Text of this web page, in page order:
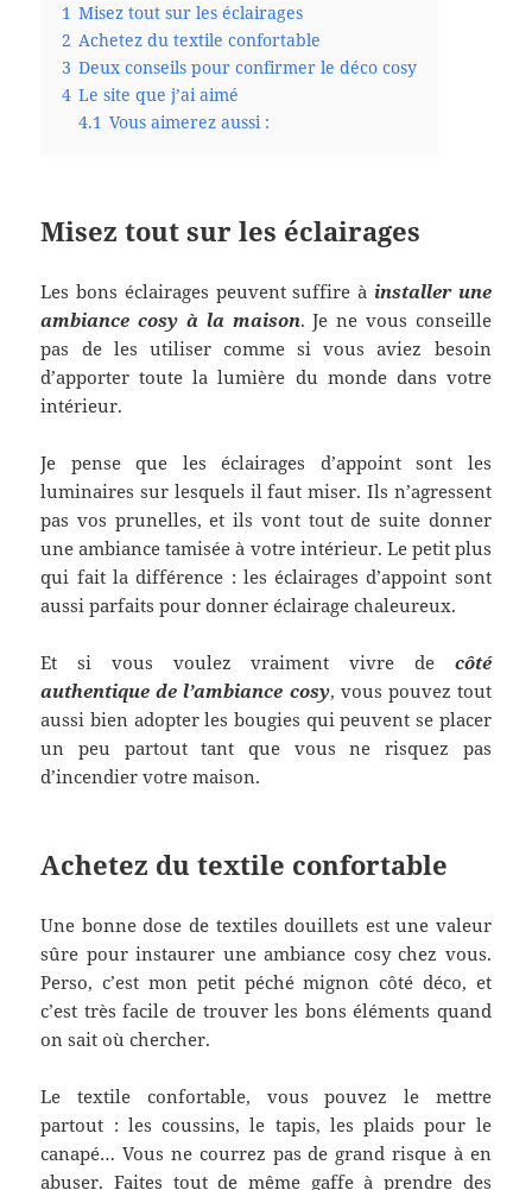
1 Misez tout sur les éclairages
2 Achetez du textile confortable
3 Deux conseils pour confirmer le déco cosy
4 Le site que j’ai aimé
4.1 Vous aimerez aussi :
Misez tout sur les éclairages
Les bons éclairages peuvent suffire à installer une
ambiance cosy à la maison. Je ne vous conseille
pas de les utiliser comme si vous aviez besoin
d’apporter toute la lumière du monde dans votre
intérieur.
Je pense que les éclairages d’appoint sont les
luminaires sur lesquels il faut miser. Ils n’agressent
pas vos prunelles, et ils vont tout de suite donner
une ambiance tamisée à votre intérieur. Le petit plus
qui fait la différence : les éclairages d’appoint sont
aussi parfaits pour donner éclairage chaleureux.
Et si vous voulez vraiment vivre de côté
authentique de l’ambiance cosy, vous pouvez tout
aussi bien adopter les bougies qui peuvent se placer
un peu partout tant que vous ne risquez pas
d’incendier votre maison.
Achetez du textile confortable
Une bonne dose de textiles douillets est une valeur
sûre pour instaurer une ambiance cosy chez vous.
Perso, c’est mon petit péché mignon côté déco, et
c’est très facile de trouver les bons éléments quand
on sait où chercher.
Le textile confortable, vous pouvez le mettre
partout : les coussins, le tapis, les plaids pour le
canapé… Vous ne courrez pas de grand risque à en
abuser. Faites tout de même gaffe à prendre des